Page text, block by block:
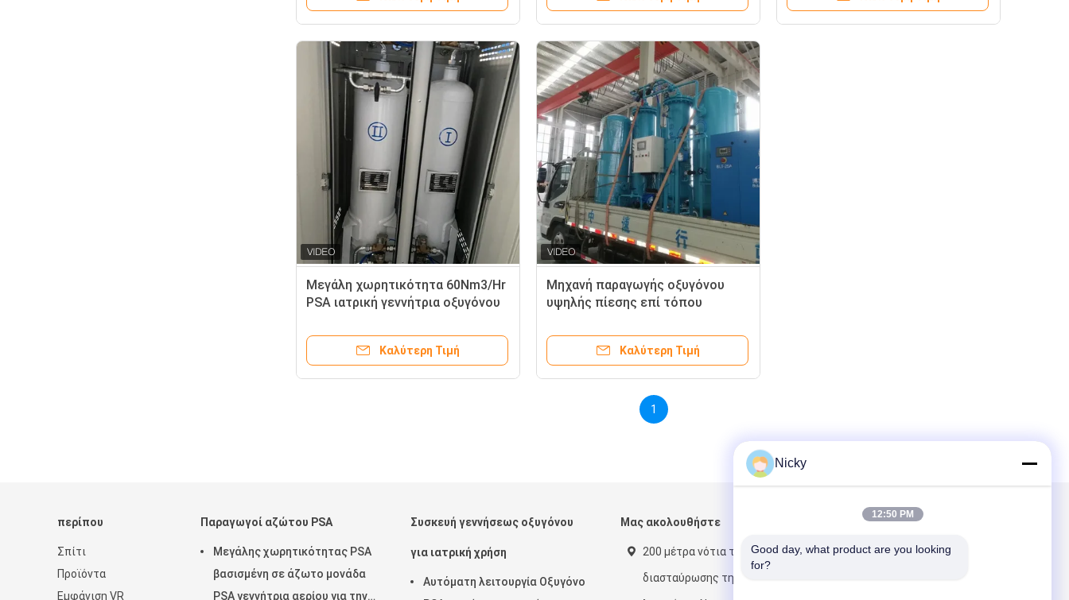
Μεγάλη χωρητικότητα 60Nm3/Hr
PSA ιατρική γεννήτρια οξυγόνου
Καλύτερη Τιμή
Μηχανή παραγωγής οξυγόνου
υψηλής πίεσης επί τόπου
σύστημα πλήρωσης
Καλύτερη Τιμή
1
περίπου
Σπίτι
Προϊόντα
Εμφάνιση VR
Παραγωγοί αζώτου PSA
Μεγάλης χωρητικότητας PSA
βασισμένη σε άζωτο μονάδα
PSA γεννήτρια αερίου για την
Συσκευή γεννήσεως οξυγόνου
για ιατρική χρήση
Αυτόματη λειτουργία Οξυγόνο
Μας ακολουθήστε
200 μέτρα νότια της
διασταύρωσης της
Στείλτε μας μήνυμα
Nicky
12:50 PM
Good day, what product are you looking
for?